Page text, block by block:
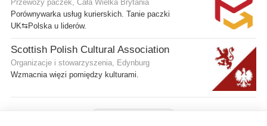
Przewozy paczek, Cała Wielka Brytania
Porównywarka usług kurierskich. Tanie paczki
UK⇆Polska u liderów.
Scottish Polish Cultural Association
Organizacje i stowarzyszenia, Edynburg
Wzmacnia więzi pomiędzy kulturami.